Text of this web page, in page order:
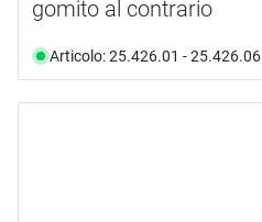
gomito al contrario
Articolo: 25.426.01 - 25.426.06